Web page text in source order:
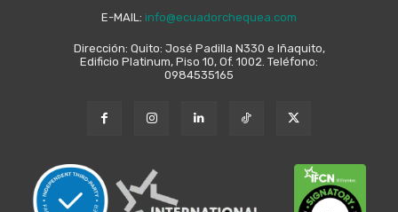
E-MAIL: info@ecuadorchequea.com
Dirección: Quito: José Padilla N330 e Iñaquito,
Edificio Platinum, Piso 10, Of. 1002. Teléfono:
0984535165